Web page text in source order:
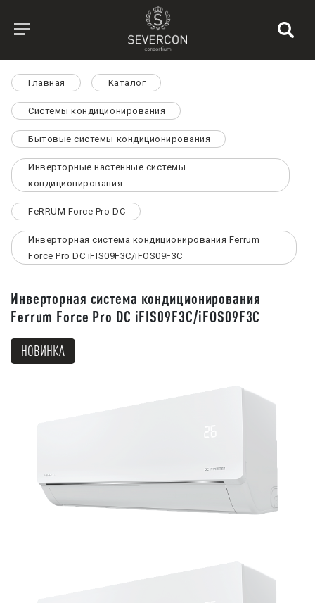
Главная Каталог
Системы кондиционирования
Бытовые системы кондиционирования
Инверторные настенные системы
кондиционирования
FeRRUM Force Pro DC
Инверторная система кондиционирования Ferrum
Force Pro DC iFIS09F3C/iFOS09F3C
Инверторная система кондиционирования
Ferrum Force Pro DC iFIS09F3C/iFOS09F3C
НОВИНКА